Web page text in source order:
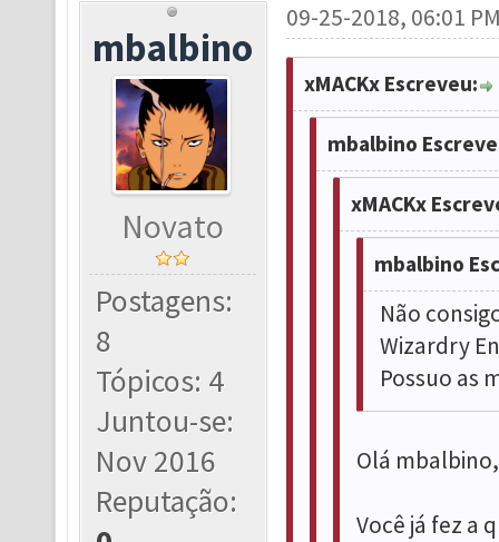
mbalbino
Novato
Postagens:
8
Tópicos: 4
Juntou-se:
Nov 2016
Reputação:
09-25-2018, 06:01
xMACKx Escreveu:
mbalbino
xMACKx
mbalbino
Não
Wizardry
Possuo as
Olá mbalbino,
Você já fez a